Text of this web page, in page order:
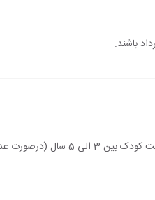
باشند.
اقامت کودک زیر 3 سال (درصورت عدم